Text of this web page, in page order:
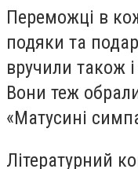
Переможці в
подяки та
вручили також
Вони теж
«Матусині
Літературний